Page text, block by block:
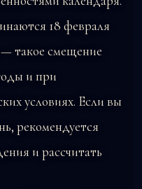
18 февраля
— такое смещение
и при
условиях. Если вы
рекомендуется
и рассчитать